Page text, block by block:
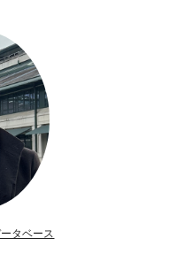
タベース